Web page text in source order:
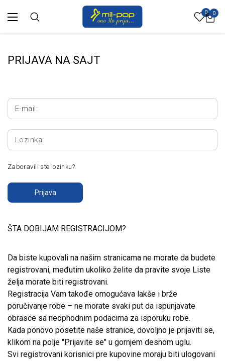
0 0
PRIJAVA NA SAJT
E-mail:
Lozinka:
Zaboravili ste lozinku?
Prijava
ŠTA DOBIJAM REGISTRACIJOM?
Da biste kupovali na našim stranicama ne morate da budete
registrovani, međutim ukoliko želite da pravite svoje Liste
želja morate biti registrovani.
Registracija Vam takođe omogućava lakše i brže
poručivanje robe – ne morate svaki put da ispunjavate
obrasce sa neophodnim podacima za isporuku robe.
Kada ponovo posetite naše stranice, dovoljno je prijaviti se,
klikom na polje "Prijavite se" u gornjem desnom uglu.
Svi registrovani korisnici pre kupovine moraju biti ulogovani